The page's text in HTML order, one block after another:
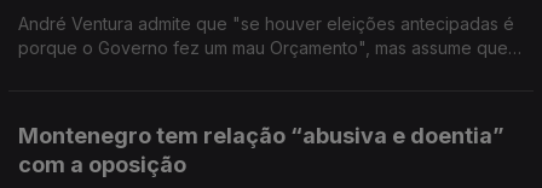
André Ventura admite que "se houver eleições antecipadas é
porque o Governo fez um mau Orçamento", mas assume que
Montenegro tem relação “abusiva e doentia”
com a oposição